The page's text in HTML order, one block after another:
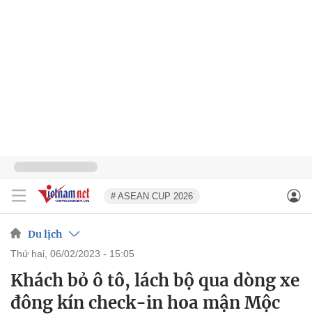
# ASEAN CUP 2026
Du lịch
thứ hai, 06/02/2023 - 15:05
Khách bỏ ô tô, lách bộ qua dòng xe
đông kín check-in hoa mận Mộc